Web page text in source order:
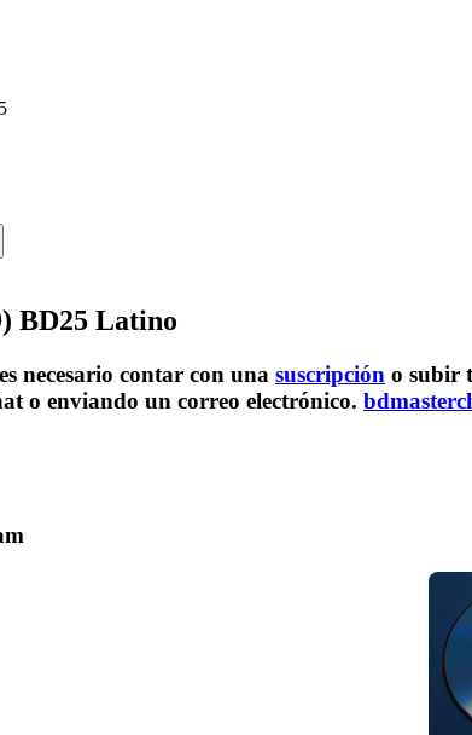
BD25 Latino
necesario contar con una suscripción o subir
o enviando un correo electrónico.